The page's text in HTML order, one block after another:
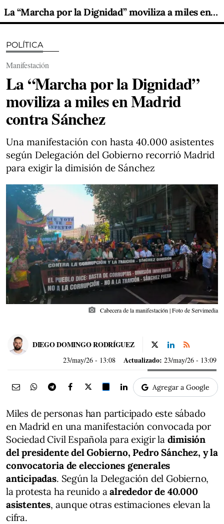
La “Marcha por la Dignidad” moviliza a miles en Madrid contra Sánchez
POLÍTICA
Manifestación
La “Marcha por la Dignidad”
moviliza a miles en Madrid
contra Sánchez
Una manifestación con hasta 40.000 asistentes
según Delegación del Gobierno recorrió Madrid
para exigir la dimisión de Sánchez
photo_camera Cabecera de la manifestación | Foto de Servimedia
DIEGO DOMINGO RODRÍGUEZ
23/may/26 - 13:08 Actualizado: 23/may/26 - 13:09
Agregar a Google
Miles de personas han participado este sábado
en Madrid en una manifestación convocada por
Sociedad Civil Española para exigir la dimisión
del presidente del Gobierno, Pedro Sánchez, y la
convocatoria de elecciones generales
anticipadas. Según la Delegación del Gobierno,
la protesta ha reunido aalrededor de 40.000
asistentes, aunque otras estimaciones elevan la
cifra.